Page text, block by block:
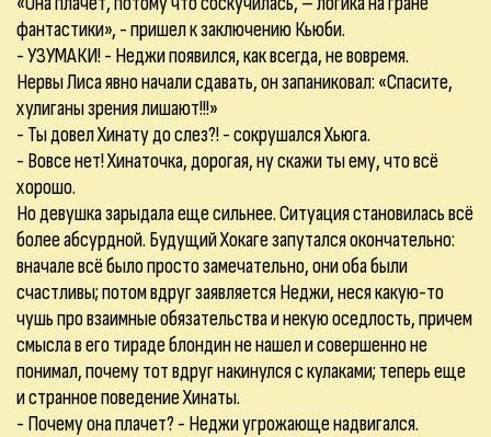
фантастики», - пришел к заключению Кьюби.
- УЗУМАКИ! - Неджи появился, как всегда, не вовремя.
Нервы Лиса явно начали сдавать, он запаниковал: «Спасите,
хулиганы зрения лишают!!!»
- Ты довел Хинату до слез?! - сокрушался Хьюга.
- Вовсе нет! Хинаточка, дорогая, ну скажи ты ему, что всё
хорошо.
Но девушка зарыдала еще сильнее. Ситуация становилась всё
более абсурдной. Будущий Хокаге запутался окончательно:
вначале всё было просто замечательно, они оба были
счастливы; потом вдруг заявляется Неджи, неся какую-то
чушь про взаимные обязательства и некую оседлость, причем
смысла в его тираде блондин не нашел и совершенно не
понимал, почему тот вдруг накинулся с кулаками; теперь еще
и странное поведение Хинаты.
- Почему она плачет? - Неджи угрожающе надвигался.